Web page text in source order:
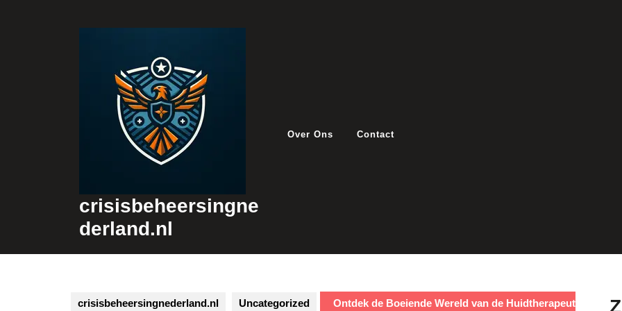
crisisbeheersingne
derland.nl
Over Ons Contact
crisisbeheersingnederland.nl Uncategorized Ontdek de Boeiende Wereld van de Huidtherapeut